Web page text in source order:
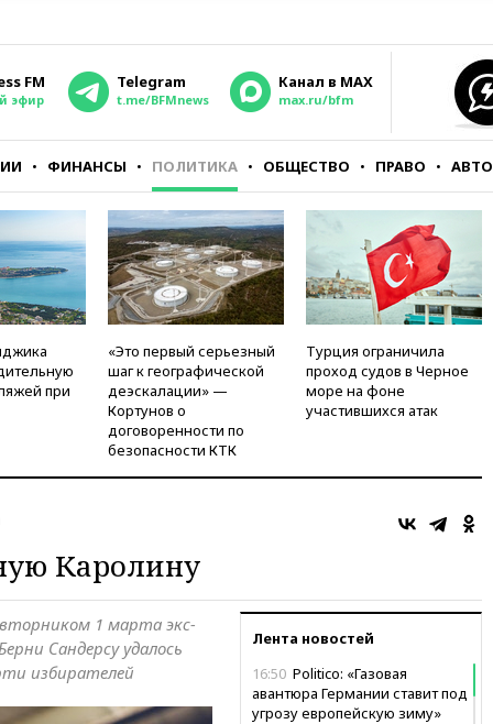
FM
эфир
Telegram
t.me/BFMnews
Канал в MAX
max.ru/bfm
ФИНАНСЫ ПОЛИТИКА ОБЩЕСТВО ПРАВО АВТО
при
«Это первый серьезный
шаг к географической
деэскалации» —
Кортунов о
договоренности по
безопасности КТК
Турция ограничила
проход судов в Черное
море на фоне
участившихся атак
Каролину
Лента новостей
16:50 Politico: «Газовая
авантюра Германии ставит под
угрозу европейскую зиму»
1 марта экс-
Сандерсу удалось
избирателей